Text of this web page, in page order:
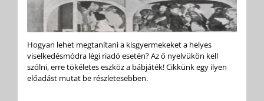
Hogyan lehet megtanítani a kisgyermekeket a helyes
viselkedésmódra légi riadó esetén? Az ő nyelvükön kell
szólni, erre tökéletes eszköz a bábjáték! Cikkünk egy ilyen
előadást mutat be részletesebben.